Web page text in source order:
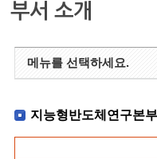
부서 소개
메뉴를 선택하세요.
지능형반도체연구본부